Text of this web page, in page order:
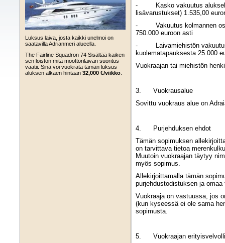
Luksus laiva, josta kaikki unelmoi on
saatavilla Adrianmeri alueella.
The Fairline Squadron 74 Sisältää kaiken
sen loiston mitä moottorilaivan suoritus
vaatii. Sinä voi vuokrata tämän luksus
aluksen alkaen hintaan 32,000 €/viikko
- Kasko vakuutus
lisävarustukset) 1.535,00
- Vakuutus kolmannen
750.000 euroon asti
- Laivamiehistön vakuutus:
kuolematapauksesta 25.000
Vuokraajan tai miehistön
3. Vuokrausalue
Sovittu vuokraus alue on
4. Purjehduksen ehdot
Tämän sopimuksen
on tarvittava tietoa
Muutoin vuokraajan täytyy
myös sopimus.
Allekirjoittamalla tämän
purjehdustodistuksen ja
Vuokraaja on vastuussa, jos
(kun kyseessä ei ole sama
sopimusta.
5. Vuokraajan